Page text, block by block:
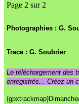
Page 2 sur 2
Photographies : G.
Trace : G. Soubrier
Le téléchargement des
enregistrés... Créez un